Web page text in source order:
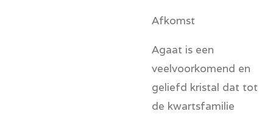
Afkomst
Agaat is een
veelvoorkomend en
geliefd kristal dat tot
de kwartsfamilie